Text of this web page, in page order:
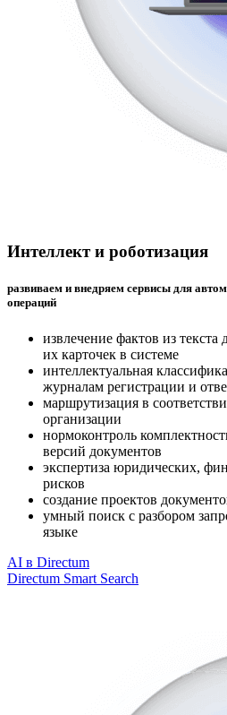
Интеллект и роботизация
развиваем и внедряем сервисы для
операций
извлечение фактов из
их карточек в системе
интеллектуальная
журналам регистрации и
маршрутизация в
организации
нормоконтроль
версий документов
экспертиза юридических,
рисков
создание проектов
умный поиск с разбором
языке
AI в Directum
Directum Smart Search